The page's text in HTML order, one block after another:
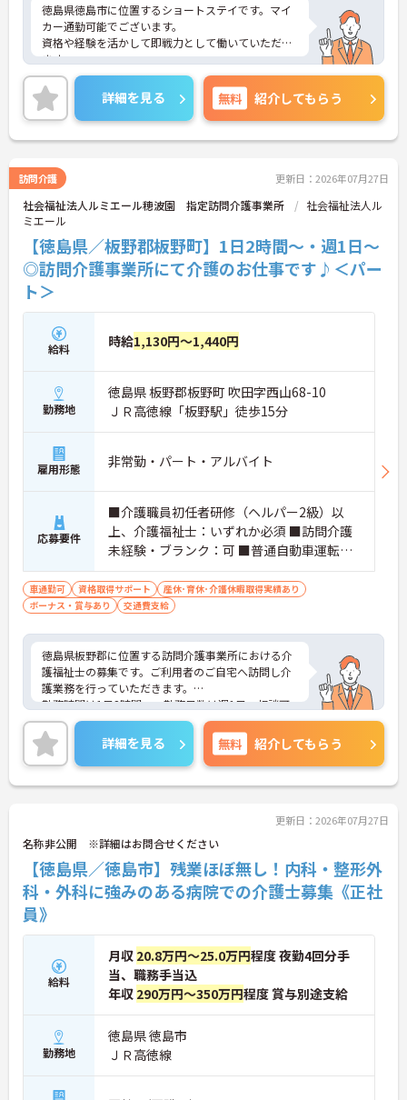
徳島県徳島市に位置するショートステイです。マイ
カー通勤可能でございます。
資格や経験を活かして即戦力として働いていただけ
ます。
日勤のみで残業は月平均3時間程度ですので、勤務
終了後の予定も立てやすいです。
ご興味のある方には、面接対策ポイントなど、さら
に詳細をお話しいたしますのでお気軽にご相談くだ
さい！
詳細を見る 無料 紹介してもらう
訪問介護 更新日：2026年07月27日
社会福祉法人ルミエール穂波園 指定訪問介護事業所
社会福祉法人ル
ミエール
【徳島県／板野郡板野町】1日2時間～・週1日～
◎訪問介護事業所にて介護のお仕事です♪＜パー
ト＞
給料 時給1,130円～1,440円
勤務地
徳島県 板野郡板野町 吹田字西山68-10
ＪＲ高徳線「板野駅」徒歩15分
雇用形態 非常勤・パート・アルバイト
応募要件
■介護職員初任者研修（ヘルパー2級）以
上、介護福祉士：いずれか必須 ■訪問介護
未経験・ブランク：可 ■普通自動車運転免
許：必須
車通勤可 資格取得サポート
産休･育休･介護休暇取得実績あり
ボーナス・賞与あり
交通費支給
徳島県板野郡に位置する訪問介護事業所における介
護福祉士の募集です。ご利用者のご自宅へ訪問し介
護業務を行っていただきます。
勤務時間は1日2時間～、勤務日数は週1日～相談可
能です。未経験の方やブランクがある方も歓迎で
す。残業は基本ないので、ワークライフバランスを
保ちながらご勤務いただけます。
ご興味のある方には、面接対策ポイントなど、さら
に詳細をお話しいたしますのでお気軽にご相談くだ
詳細を見る 無料 紹介してもらう
更新日：2026年07月27日
名称非公開 ※詳細はお問合せください
【徳島県／徳島市】残業ほぼ無し！内科・整形外
科・外科に強みのある病院での介護士募集《正社
員》
給料
月収 20.8万円～25.0万円程度 夜勤4回分手
当、職務手当込
年収 290万円～350万円程度 賞与別途支給
勤務地
徳島県 徳島市
ＪＲ高徳線